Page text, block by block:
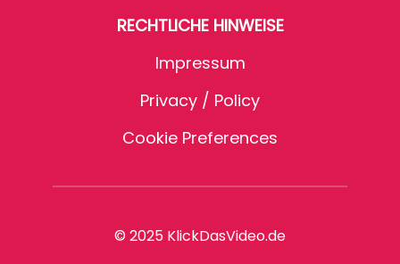
RECHTLICHE HINWEISE
Impressum
Privacy / Policy
Cookie Preferences
© 2025 KlickDasVideo.de